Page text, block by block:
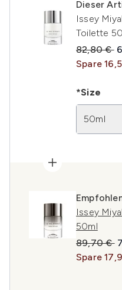
Dieser
Issey
Toilette
82,80 €
Spare
*Size
50ml
Issey
50ml
89,70 €
Spare